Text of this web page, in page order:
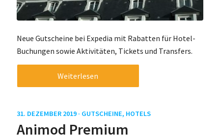
Neue Gutscheine bei Expedia mit Rabatten für Hotel-
Buchungen sowie Aktivitäten, Tickets und Transfers.
Weiterlesen
31. DEZEMBER 2019 · GUTSCHEINE, HOTELS
Animod Premium